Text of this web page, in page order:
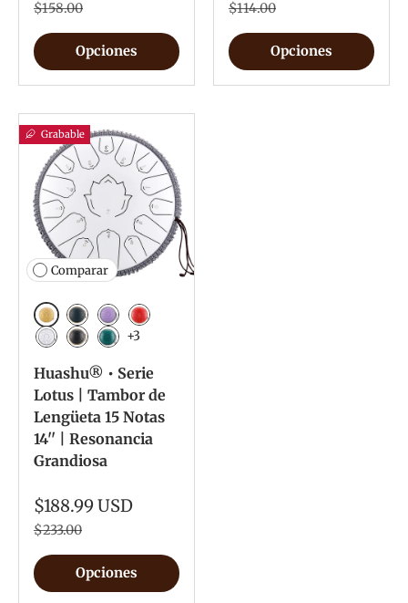
$158.00
Opciones
$114.00
Opciones
Grabable
Comparar
DoradoAzul marino
Lavanda
Rojo
+3
Huashu® • Serie
Lotus | Tambor de
Lengüeta 15 Notas
14'' | Resonancia
Grandiosa
$188.99 USD
$233.00
Opciones